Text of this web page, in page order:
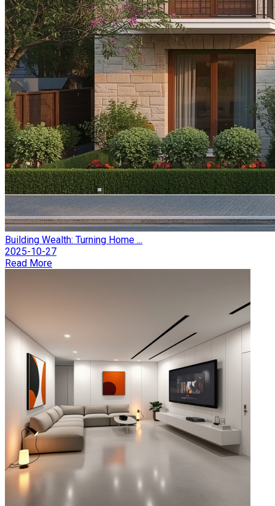
Building Wealth: Turning Home ...
2025-10-27
Read More